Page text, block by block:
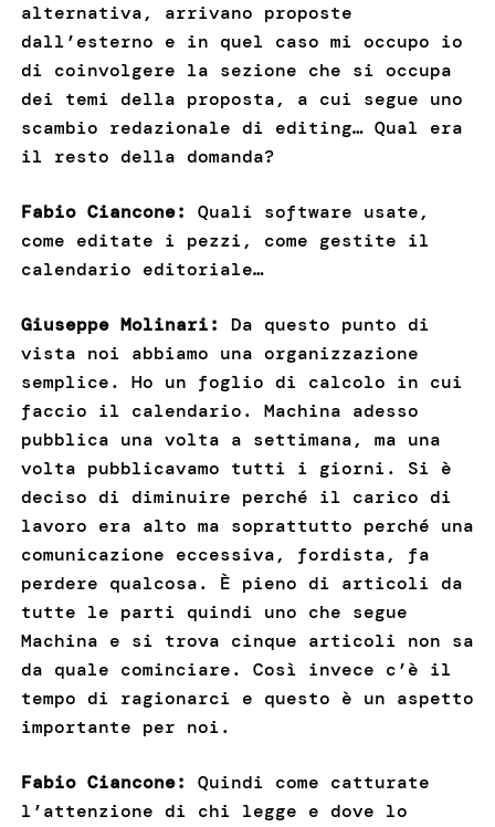
alternativa, arrivano proposte
dall’esterno e in quel caso mi occupo io
di coinvolgere la sezione che si occupa
dei temi della proposta, a cui segue uno
scambio redazionale di editing… Qual era
il resto della domanda?
Fabio Ciancone:
Quali software usate,
come editate i pezzi, come gestite il
calendario editoriale…
Giuseppe Molinari:
Da questo punto di
vista noi abbiamo una organizzazione
semplice. Ho un foglio di calcolo in cui
faccio il calendario. Machina adesso
pubblica una volta a settimana, ma una
volta pubblicavamo tutti i giorni. Si è
deciso di diminuire perché il carico di
lavoro era alto ma soprattutto perché una
comunicazione eccessiva, fordista, fa
perdere qualcosa. È pieno di articoli da
tutte le parti quindi uno che segue
Machina e si trova cinque articoli non sa
da quale cominciare. Così invece c’è il
tempo di ragionarci e questo è un aspetto
importante per noi.
Fabio Ciancone: Quindi come catturate
l’attenzione di chi legge e dove lo